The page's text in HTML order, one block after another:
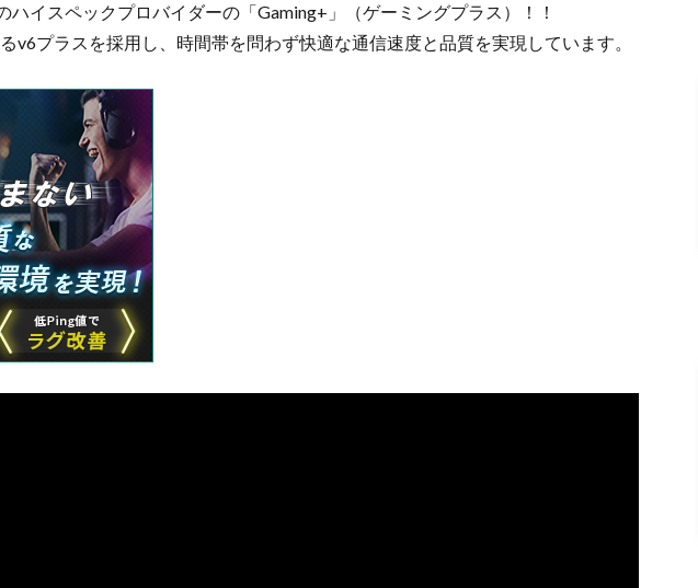
ハイスペックプロバイダーの「Gaming+」（ゲーミングプラス）！！
v6プラスを採用し、時間帯を問わず快適な通信速度と品質を実現しています。